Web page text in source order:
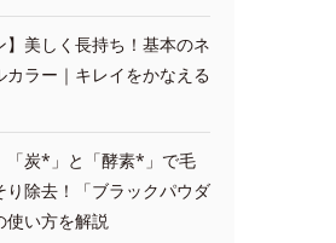
】美しく長持ち！基本のネ
カラー｜キレイをかなえる
「炭*」と「酵素*」で毛
り除去！「ブラックパウダ
使い方を解説